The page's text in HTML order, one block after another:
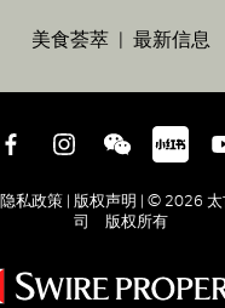
美食荟萃 最新信息
隐私政策 | 版权声明 | © 2026 太
司 版权所有